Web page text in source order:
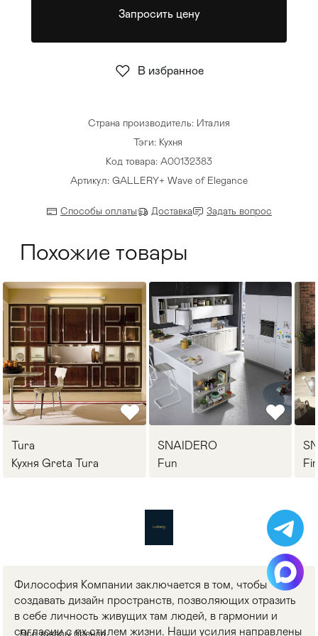
Страна производитель: Италия
Тэги: Кухня
Код товара: А00132383
Артикул: GALLERY+ Wave of Elegance
Способы оплаты Доставка Задать вопрос
Запросить цену
В избранное
Похожие товары
Tura
Кухня Greta Tura
SNAIDERO
Fun
Философия Компании заключается в том, чтобы
создавать дизайн пространств, позволяющих отразить
в себе личность живущих там людей, в гармонии и
согласии с их стилем жизни. Наши усилия направлены
Все товары бренда